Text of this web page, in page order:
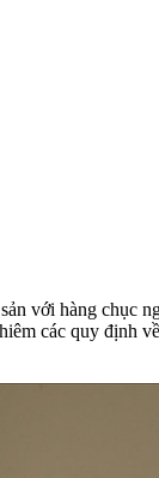
với hàng
các quy